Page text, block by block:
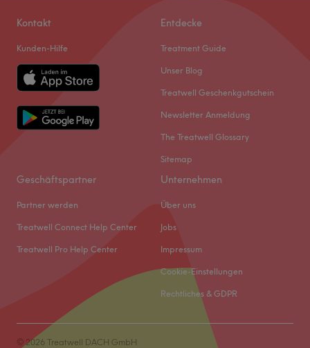
Kontakt
Kunden-Hilfe
Entdecke
Treatment Guide
Unser Blog
Treatwell Geschenkgutschein
Newsletter Anmeldung
The Treatwell Glossary
Sitemap
Geschäftspartner
Partner werden
Treatwell Connect Help Center
Treatwell Pro Help Center
Unternehmen
Über uns
Jobs
Impressum
Cookie-Einstellungen
Rechtliches & GDPR
© 2026 Treatwell DACH GmbH